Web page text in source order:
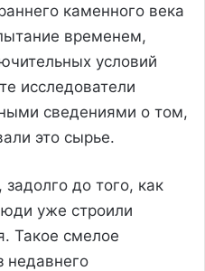
каменного века
временем,
условий
исследователи
сведениями о том,
это сырье.
до того, как
уже строили
Такое смелое
недавнего